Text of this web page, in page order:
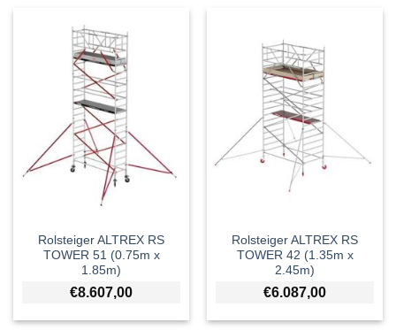
Rolsteiger ALTREX RS
TOWER 51 (0.75m x
1.85m)
€8.607,00
Rolsteiger ALTREX RS
TOWER 42 (1.35m x
2.45m)
€6.087,00